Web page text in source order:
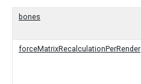
bones
forceMatrixRecalculationPerRender